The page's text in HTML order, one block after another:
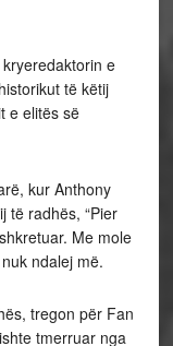
e
të këtij
e elitës së
kur Anthony
të radhës, “Pier
Me mole
ndalej më.
tregon për Fan
tmerruar nga